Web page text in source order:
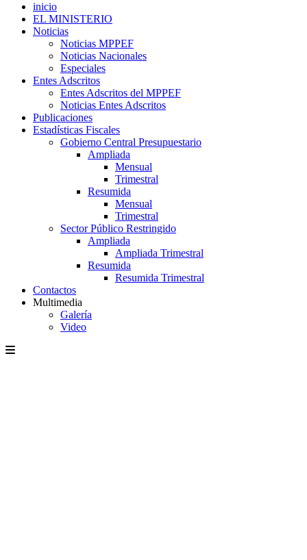
inicio
EL MINISTERIO
Noticias
Noticias MPPEF
Noticias Nacionales
Especiales
Entes Adscritos
Entes Adscritos del MPPEF
Noticias Entes Adscritos
Publicaciones
Estadísticas Fiscales
Gobierno Central Presupuestario
Ampliada
Mensual
Trimestral
Resumida
Mensual
Trimestral
Sector Público Restringido
Ampliada
Ampliada Trimestral
Resumida
Resumida Trimestral
Contactos
Multimedia
Galería
Video